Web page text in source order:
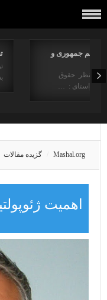
جمهوری و
از منظر حقوق
در راستای : …
Mashal.org گزیده مقالات
اهمیت